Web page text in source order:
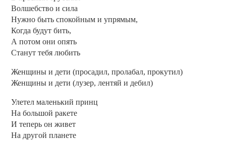
Волшебство и сила
Нужно быть спокойным и упрямым,
Когда будут бить,
А потом они опять
Станут тебя любить
Женщины и дети (просадил, пролабал, прокутил)
Женщины и дети (лузер, лентяй и дебил)
Улетел маленький принц
На большой ракете
И теперь он живет
На другой планете